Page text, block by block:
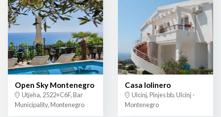
Open Sky Montenegro
Utjeha, 2522+C6F, Bar
Municipality, Montenegro
Casa lolinero
Ulcinj, Pinjes bb, Ulcinj -
Montenegro